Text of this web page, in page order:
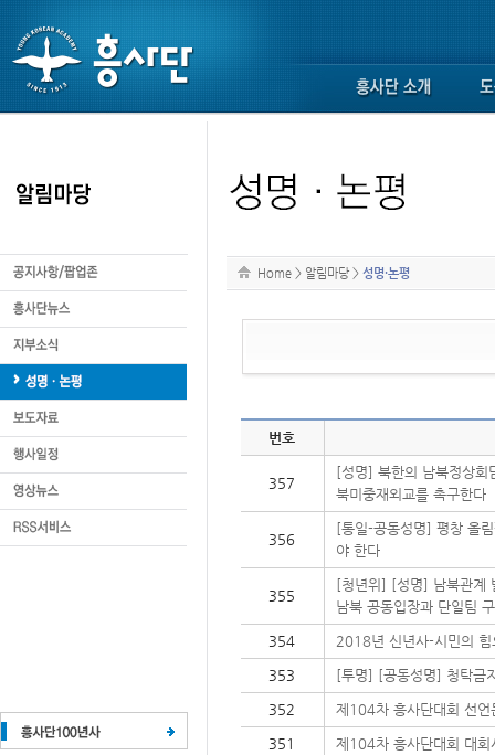
Home > 알림마당 > 성명·논평
번호
357
[성명] 북한의 남북정상회
북미중재외교를 촉구한다
356
[통일-공동성명] 평창 올
야 한다
355
[청년위] [성명] 남북관계
남북 공동입장과 단일팀
354 2018년 신년사-시민의 힘
353 [투명] [공동성명] 청탁금
352 제104차 흥사단대회 선언
351 제104차 흥사단대회 대회